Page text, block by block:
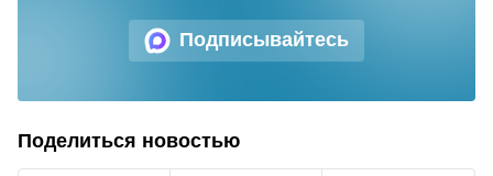
Подписывайтесь
Поделиться новостью